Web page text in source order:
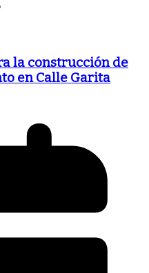
la construcción de
en Calle Garita